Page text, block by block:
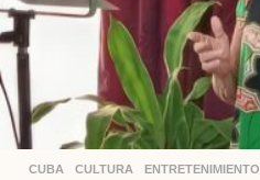
CUBA ,CULTURA ,ENTRETENIMIENTO